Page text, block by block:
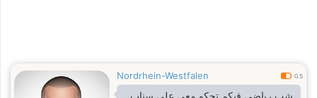
Nordrhein-Westfalen 0.5